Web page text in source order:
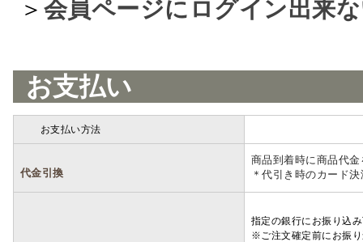
＞ 会員ページにログイン出来
お支払い
お支払い方法
代金引換
商品到着時に商品代
＊代引き時のカード
指定の銀行にお振り込
※ご注文確定前にお振